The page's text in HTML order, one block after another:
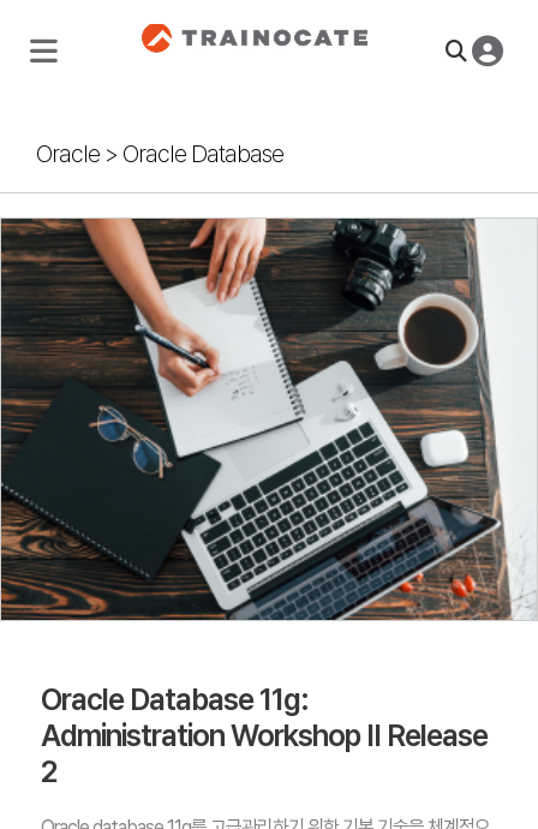
Oracle > Oracle Database
Oracle Database 11g:
Administration Workshop II Release
2